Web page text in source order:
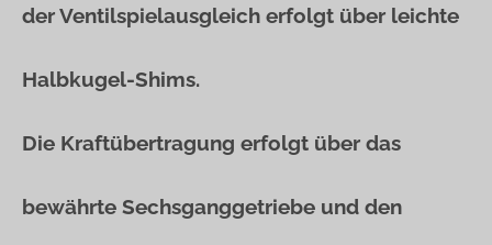
der Ventilspielausgleich erfolgt über leichte
Halbkugel-Shims.
Die Kraftübertragung erfolgt über das
bewährte Sechsganggetriebe und den